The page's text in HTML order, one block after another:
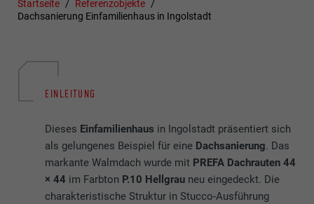
Startseite
Referenzobjekte
Dachsanierung Einfamilienhaus in Ingolstadt
EINLEITUNG
Dieses Einfamilienhaus in Ingolstadt präsentiert sich
als gelungenes Beispiel für eine Dachsanierung. Das
markante Walmdach wurde mit PREFA Dachrauten 44
× 44 im Farbton P.10 Hellgrau neu eingedeckt. Die
charakteristische Struktur in Stucco-Ausführung